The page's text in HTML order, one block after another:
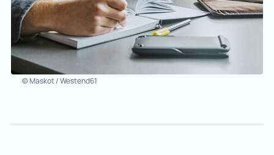
© Maskot / Westend61